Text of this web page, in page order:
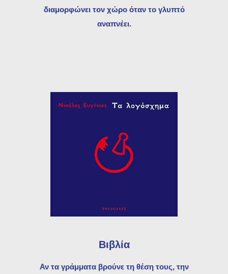
διαμορφώνει τον χώρο όταν το γλυπτό
αναπνέει.
Βιβλία
Αν τα γράμματα βρούνε τη θέση τους, την